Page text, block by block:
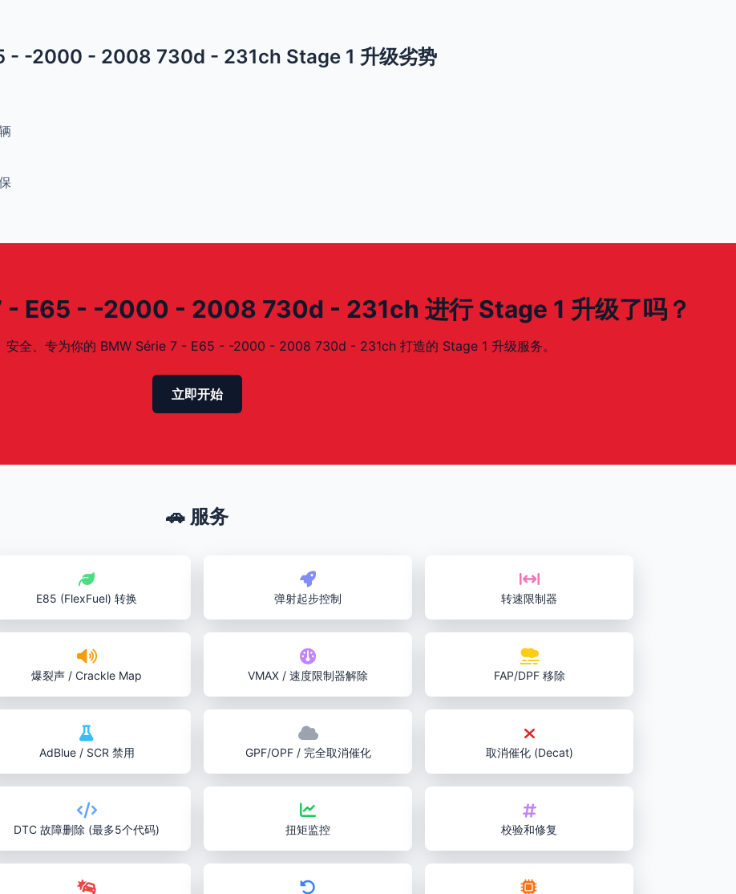
- -2000 - 2008 730d - 231ch Stage 1 升级劣势
- E65 - -2000 - 2008 730d - 231ch 进行 Stage 1 升级了吗？
安全、专为你的 BMW Série 7 - E65 - -2000 - 2008 730d - 231ch 打造的 Stage 1 升级服务。
立即开始
🚗 服务
E85 (FlexFuel) 转换 弹射起步控制 转速限制器
爆裂声 / Crackle Map VMAX / 速度限制器解除 FAP/DPF 移除
AdBlue / SCR 禁用 GPF/OPF / 完全取消催化 取消催化 (Decat)
DTC 故障删除 (最多5个代码) 扭矩监控 校验和修复